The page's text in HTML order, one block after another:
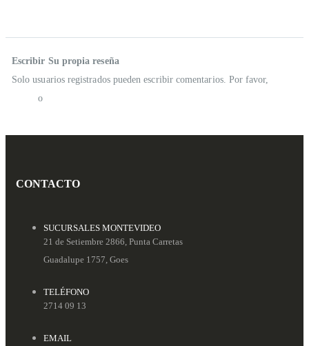
Escribir Su propia reseña
Solo usuarios registrados pueden escribir comentarios. Por favor,
o
CONTACTO
SUCURSALES MONTEVIDEO
21 de Setiembre 2866, Punta Carretas
Guadalupe 1757, Goes
TELÉFONO
2714 09 13
EMAIL